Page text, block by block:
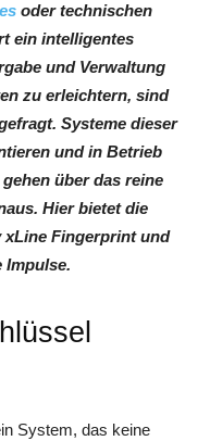
oder technischen
ein intelligentes
und Verwaltung
zu erleichtern, sind
Systeme dieser
und in Betrieb
über das reine
Hier bietet die
xLine Fingerprint und
Impulse.
System, das keine